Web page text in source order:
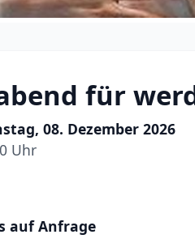
für
08. Dezember 2026
Uhr
auf Anfrage